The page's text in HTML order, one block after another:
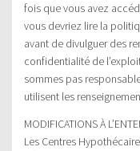
fois que vous avez
vous devriez lire la
avant de divulguer des
confidentialité de
sommes pas
utilisent les
MODIFICATIONS À
Les Centres